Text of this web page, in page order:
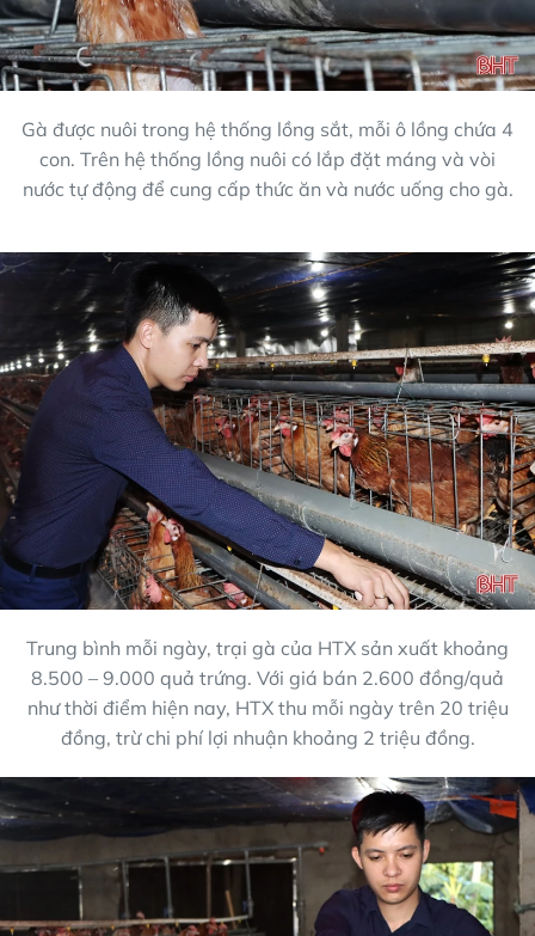
Gà được nuôi trong hệ thống lồng sắt, mỗi ô lồng chứa 4
con. Trên hệ thống lồng nuôi có lắp đặt máng và vòi
nước tự động để cung cấp thức ăn và nước uống cho gà.
Trung bình mỗi ngày, trại gà của HTX sản xuất khoảng
8.500 – 9.000 quả trứng. Với giá bán 2.600 đồng/quả
như thời điểm hiện nay, HTX thu mỗi ngày trên 20 triệu
đồng, trừ chi phí lợi nhuận khoảng 2 triệu đồng.